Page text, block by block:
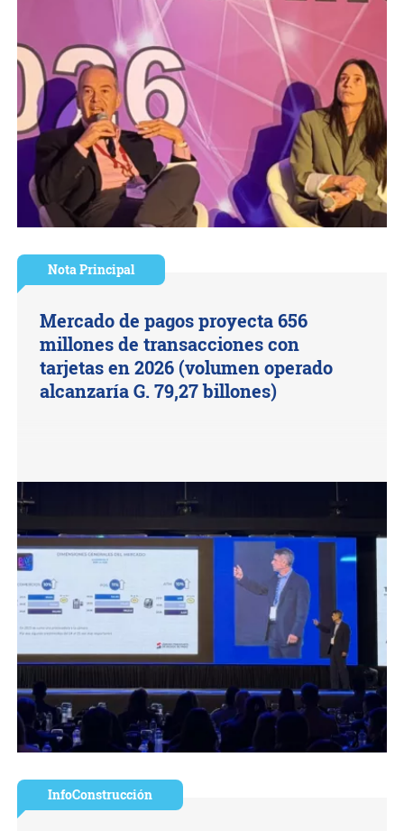
Nota Principal
Mercado de pagos proyecta 656
millones de transacciones con
tarjetas en 2026 (volumen operado
alcanzaría G. 79,27 billones)
InfoConstrucción